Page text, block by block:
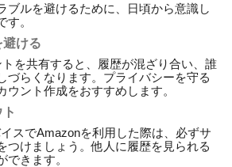
ブルを避けるために、日頃から意識し
。
ける
を共有すると、履歴が混ざり合い、誰
づらくなります。プライバシーを守る
ウント作成をおすすめします。
スでAmazonを利用した際は、必ずサ
つけましょう。他人に履歴を見られる
できます。